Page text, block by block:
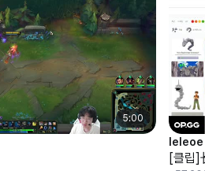
5:00
leleoe
[클립